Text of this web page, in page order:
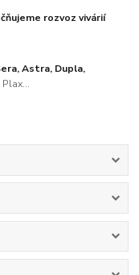
rozvoz vivárií
Astra, Dupla,